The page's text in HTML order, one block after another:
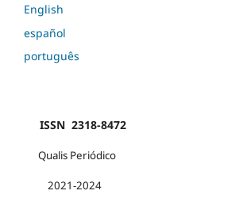
English
español
português
ISSN 2318-8472
Qualis Periódico
2021-2024